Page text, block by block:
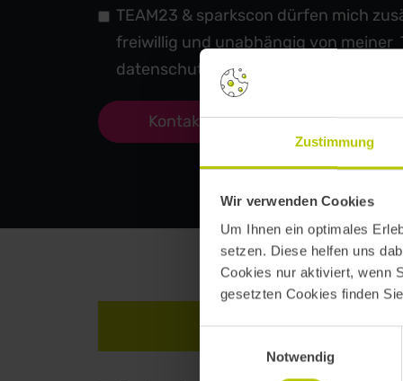
Zustimmung
Wir verwenden Cookies
Um Ihnen ein optimales
setzen. Diese helfen uns
Cookies nur aktiviert, wenn
gesetzten Cookies finden
Notwendig
TEAM23 & sparkscon dürfen mich
freiwillig und unabhängig von meiner
datenschutz@team23.de.